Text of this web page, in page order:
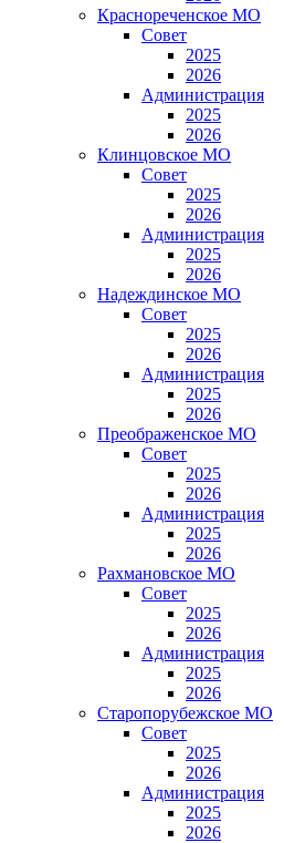
Краснореченское МО
Совет
2025
2026
Администрация
2025
2026
Клинцовское МО
Совет
2025
2026
Администрация
2025
2026
Надеждинское МО
Совет
2025
2026
Администрация
2025
2026
Преображенское МО
Совет
2025
2026
Администрация
2025
2026
Рахмановское МО
Совет
2025
2026
Администрация
2025
2026
Старопорубежское МО
Совет
2025
2026
Администрация
2025
2026